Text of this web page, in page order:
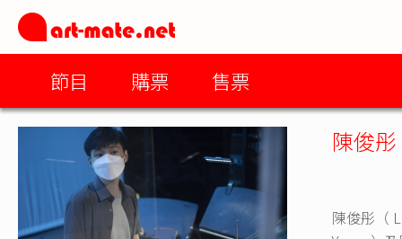
節目 購票 售票
陳俊彤
陳俊彤（